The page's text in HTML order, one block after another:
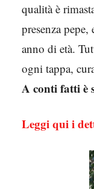
qualità è
presenza
anno di età.
ogni tappa,
A conti fatti è
Leggi qui i